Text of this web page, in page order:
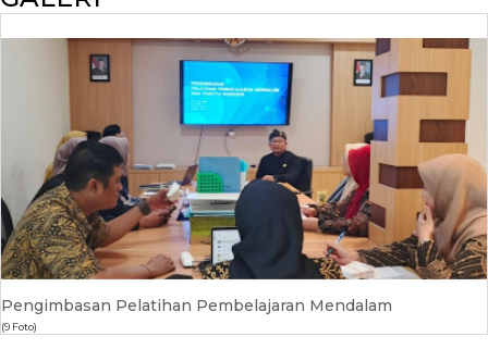
Pengimbasan Pelatihan Pembelajaran Mendalam
(9 Foto)